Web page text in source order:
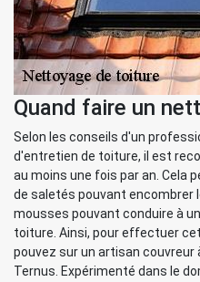
Quand faire un
Selon les conseils d'un
d'entretien de toiture, il est
au moins une fois par an. Cela
de saletés pouvant encombrer
mousses pouvant conduire à
toiture. Ainsi, pour effectuer
pouvez sur un artisan
Ternus. Expérimenté dans le